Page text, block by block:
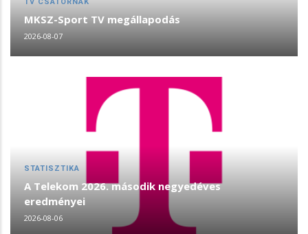
TV CSATORNÁK
MKSZ-Sport TV megállapodás
2026-08-07
STATISZTIKA
A Telekom 2026. második negyedéves
eredményei
2026-08-06